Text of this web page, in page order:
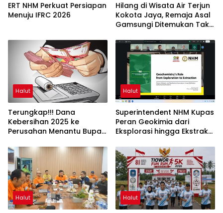
ERT NHM Perkuat Persiapan
Menuju IFRC 2026
Hilang di Wisata Air Terjun
Kokota Jaya, Remaja Asal
Gamsungi Ditemukan Tak
Halut
Terungkap!!! Dana
Kebersihan 2025 ke
Perusahan Menantu Bupati
Halut
Superintendent NHM Kupas
Peran Geokimia dari
Eksplorasi hingga Ekstraksi
UNG
Halut Halut